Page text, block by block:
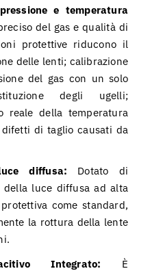
e temperatura
del gas e qualità di
protettive riducono il
delle lenti; calibrazione
del gas con un solo
degli ugelli;
reale della temperatura
di taglio causati da
diffusa: Dotato di
della luce diffusa ad alta
come standard,
la rottura della lente
Integrato: È